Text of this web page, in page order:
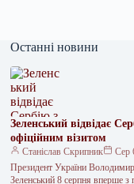
Останні новини
Зеленський відвідає
офіційним візитом
Станіслав Скрипник
Сер
Президент України Володимир
Зеленський 8 серпня вперше з